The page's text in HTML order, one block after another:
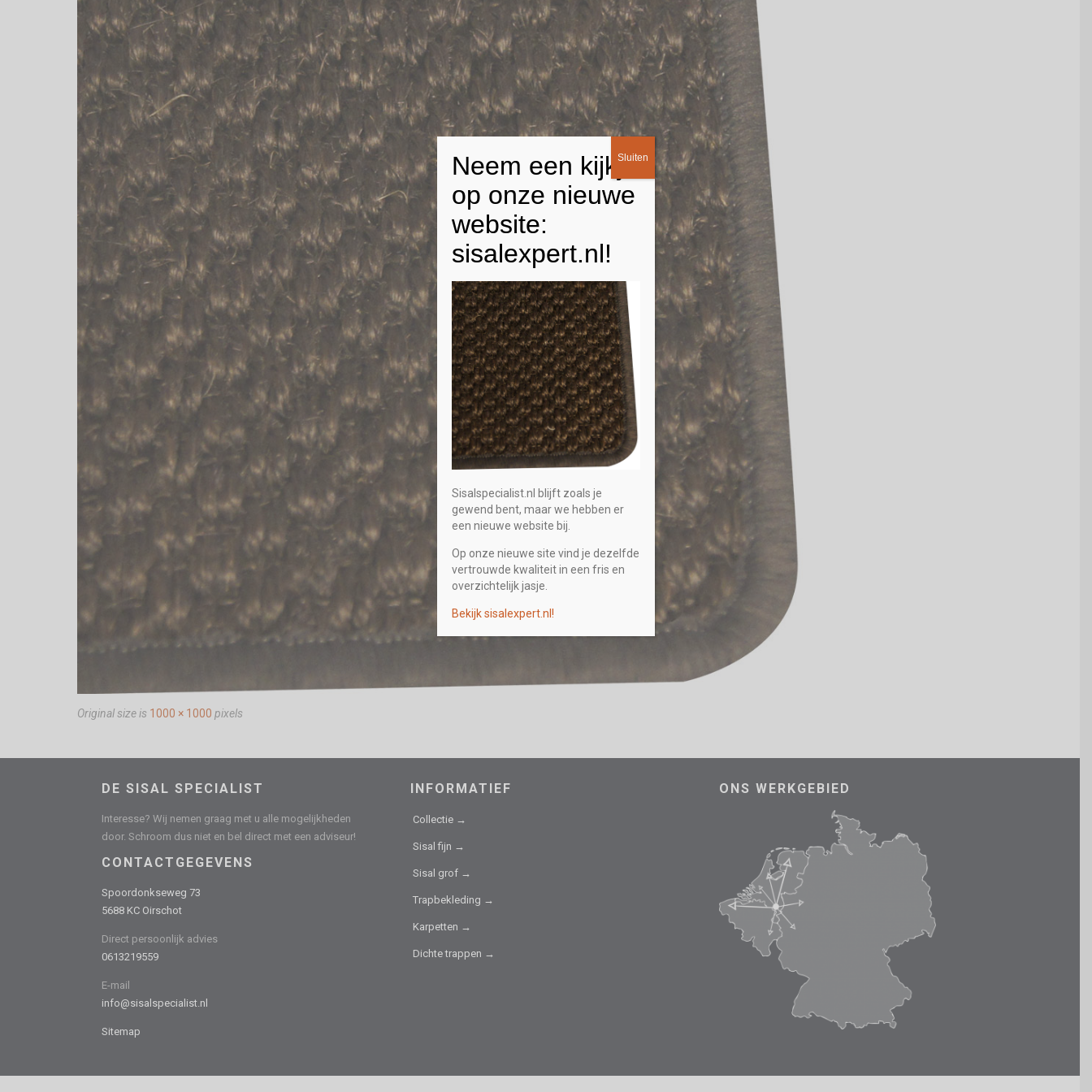
Original size is 1000 × 1000 pixels
DE SISAL SPECIALIST
Interesse? Wij nemen graag met u alle mogelijkheden
door. Schroom dus niet en bel direct met een adviseur!
CONTACTGEGEVENS
Spoordonkseweg 73
5688 KC Oirschot
Direct persoonlijk advies
0613219559
E-mail
info@sisalspecialist.nl
Sitemap
INFORMATIEF
Collectie →
Sisal fijn →
Sisal grof →
Trapbekleding →
Karpetten →
Dichte trappen →
ONS WERKGEBIED
Neem een kijkje
op onze nieuwe
website:
sisalexpert.nl!
Sisalspecialist.nl blijft zoals je
gewend bent, maar we hebben er
een nieuwe website bij.
Op onze nieuwe site vind je dezelfde
vertrouwde kwaliteit in een fris en
overzichtelijk jasje.
Bekijk sisalexpert.nl!
Sluiten